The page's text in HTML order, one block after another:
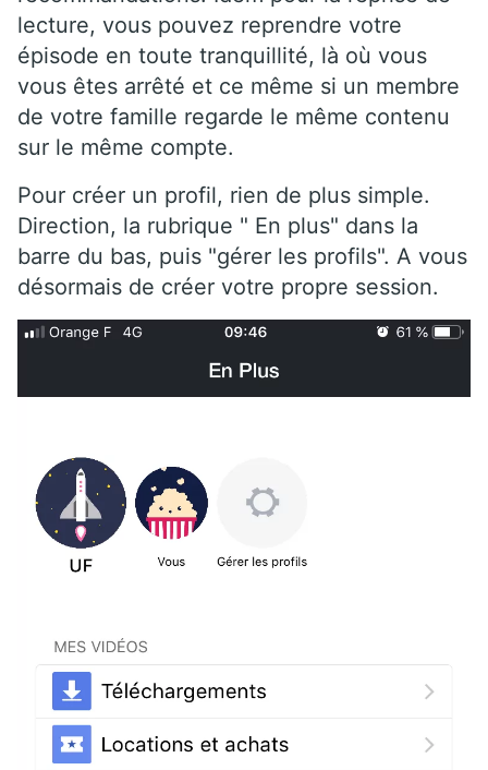
lecture, vous pouvez reprendre votre
épisode en toute tranquillité, là où vous
vous êtes arrêté et ce même si un membre
de votre famille regarde le même contenu
sur le même compte.
Pour créer un profil, rien de plus simple.
Direction, la rubrique " En plus" dans la
barre du bas, puis "gérer les profils". A vous
désormais de créer votre propre session.